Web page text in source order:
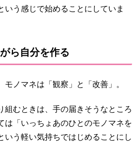
いう感じで始めることにしていま
ら自分を作る
モノマネは「観察」と「改善」。
組むときは、手の届きそうなところ
は「いっちょあのひとのモノマネを
いう軽い気持ちではじめることにし